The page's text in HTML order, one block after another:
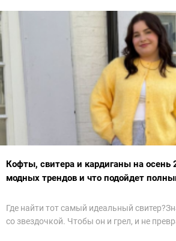
Кофты, свитера и кардиганы на
модных трендов и что подойдет
Где найти тот самый идеальный
со звездочкой. Чтобы он и грел, и не